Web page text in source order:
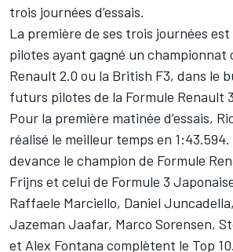
trois journées d’essais.
La première de ses trois journées
pilotes ayant gagné un championnat
Renault 2.0 ou la British F3, dans le
futurs pilotes de la Formule Renault
Pour la première matinée d’essais,
réalisé le meilleur temps en
devance le champion de Formule
Frijns et celui de Formule 3
Raffaele Marciello, Daniel
Jazeman Jaafar, Marco Sorensen,
et Alex Fontana complètent le Top